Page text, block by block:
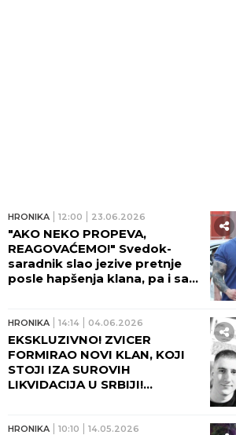
HRONIKA 12:00 23.06.2026
"AKO NEKO PROPEVA,
REAGOVAĆEMO!" Svedok-
saradnik slao jezive pretnje
posle hapšenja klana, pa i sam
Krfu!
HRONIKA 14:14 04.06.2026
EKSKLUZIVNO! ZVICER
FORMIRAO NOVI KLAN, KOJI
STOJI IZA SUROVIH
LIKVIDACIJA U SRBIJI!
Stokovića!
HRONIKA 10:10 14.05.2026